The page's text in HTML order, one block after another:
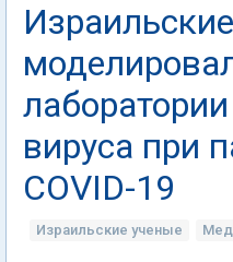
вируса при
COVID-19
Израильские ученые